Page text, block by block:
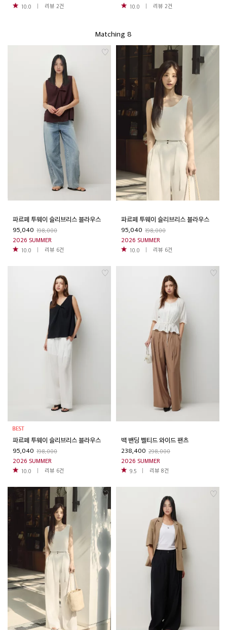
10.0 리뷰 2건 10.0 리뷰 2건
Matching 8
파르페 투웨이 슬리브리스 블라우스
95,040 198,000
2026 SUMMER
10.0 리뷰 6건
파르페 투웨이 슬리브리스 블라우스
95,040 198,000
2026 SUMMER
10.0 리뷰 6건
파르페 투웨이 슬리브리스 블라우스
95,040 198,000
2026 SUMMER
10.0 리뷰 6건
백 밴딩 벨티드 와이드 팬츠
238,400 298,000
2026 SUMMER
9.5 리뷰 8건